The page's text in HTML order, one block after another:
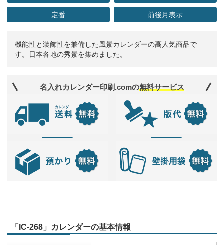
定番 前後月表示
機能性と装飾性を兼備した風景カレンダーの高人気商品で
す。日本各地の秀景を集めました。
名入れカレンダー印刷.comの無料サービス
「IC-268」カレンダーの基本情報